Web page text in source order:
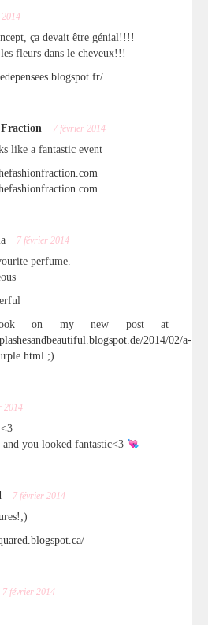
ça devait être génial!!!!
fleurs dans le cheveux!!!
7 février 2014
like a fantastic event
7 février 2014
perfume.
on my new post at
2014/02/a-
;)
2014
you looked fantastic<3
7 février 2014
7 février 2014